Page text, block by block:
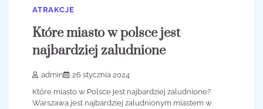
ATRAKCJE
Które miasto w polsce jest
najbardziej zaludnione
admin
26 stycznia 2024
Które miasto w Polsce jest najbardziej zaludnione?
Warszawa jest najbardziej zaludnionym miastem w